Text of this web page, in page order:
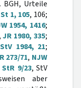
BGH, Urteile
1, 105, 106;
1954, 1416;
JR 1980, 335;
StV 1984, 21;
273/71, NJW
StR 9/23, StV
aber